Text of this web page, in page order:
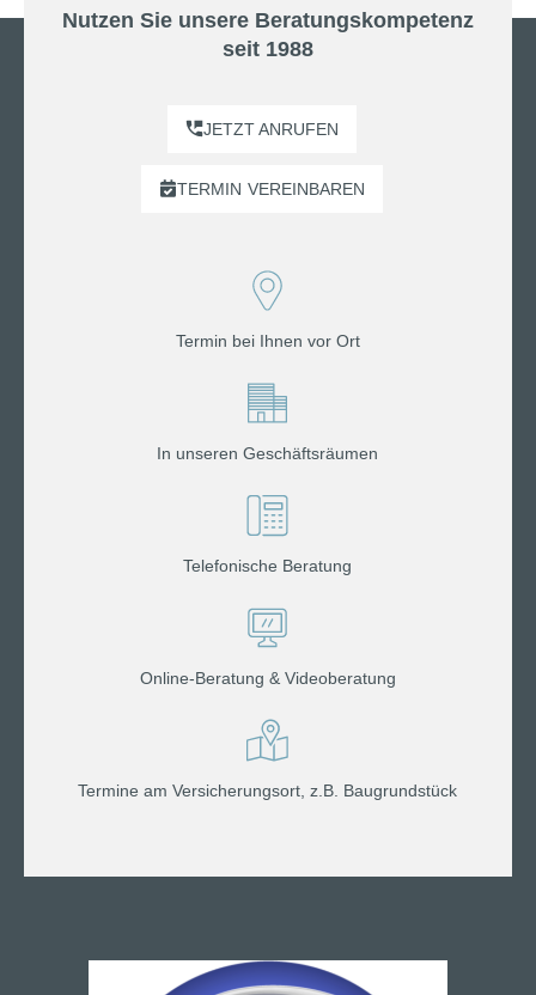
Nutzen Sie unsere Beratungskompetenz
seit 1988
JETZT ANRUFEN
TERMIN VEREINBAREN
Termin bei Ihnen vor Ort
In unseren Geschäftsräumen
Telefonische Beratung
Online-Beratung & Videoberatung
Termine am Versicherungsort, z.B. Baugrundstück